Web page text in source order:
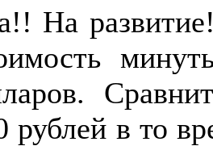
На
рублей в то